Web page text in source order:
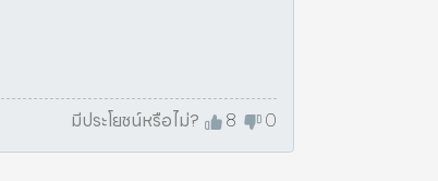
มีประโยชน์หรือไม่? 8 0